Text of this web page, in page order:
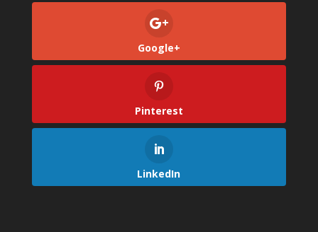
Google+
Pinterest
LinkedIn